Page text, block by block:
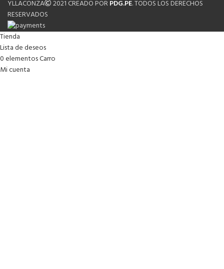
YLLACONZA 2021 CREADO PORPDG.PE. TODOS LOS DERECHOS
RESERVADOS
Tienda
Lista de deseos
0elementosCarro
Mi cuenta